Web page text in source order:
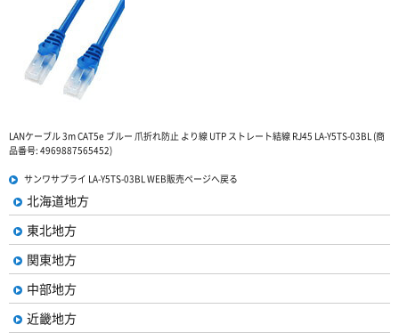
LANケーブル 3m CAT5e ブルー 爪折れ防止 より線 UTP ストレート結線 RJ45 LA-Y5TS-03BL (商
品番号: 4969887565452)
サンワサプライ LA-Y5TS-03BL WEB販売ページへ戻る
北海道地方
東北地方
関東地方
中部地方
近畿地方